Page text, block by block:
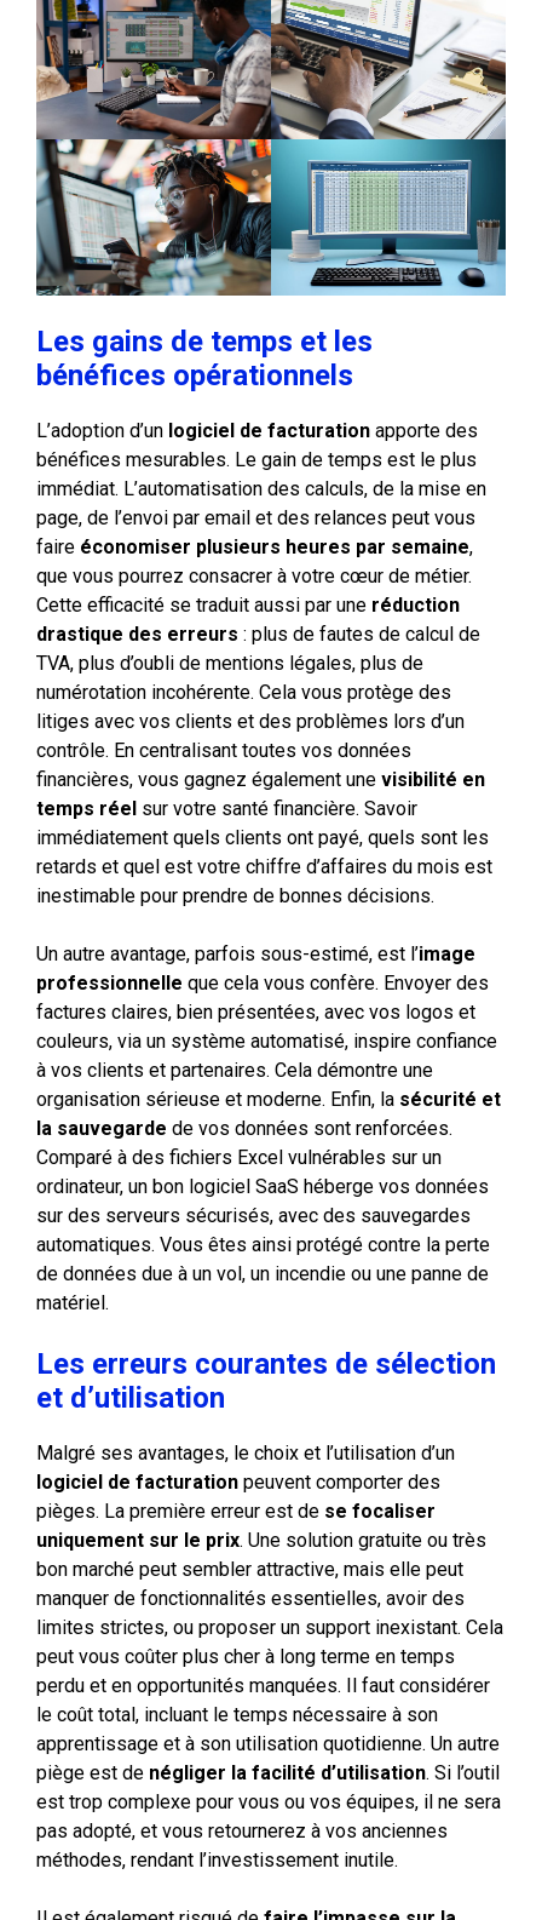
Les gains de temps et les
bénéfices opérationnels
L’adoption d’un logiciel de facturation apporte des
bénéfices mesurables. Le gain de temps est le plus
immédiat. L’automatisation des calculs, de la mise en
page, de l’envoi par email et des relances peut vous
faire économiser plusieurs heures par semaine,
que vous pourrez consacrer à votre cœur de métier.
Cette efficacité se traduit aussi par une réduction
drastique des erreurs : plus de fautes de calcul de
TVA, plus d’oubli de mentions légales, plus de
numérotation incohérente. Cela vous protège des
litiges avec vos clients et des problèmes lors d’un
contrôle. En centralisant toutes vos données
financières, vous gagnez également une visibilité en
temps réel sur votre santé financière. Savoir
immédiatement quels clients ont payé, quels sont les
retards et quel est votre chiffre d’affaires du mois est
inestimable pour prendre de bonnes décisions.
Un autre avantage, parfois sous-estimé, est l’image
professionnelle que cela vous confère. Envoyer des
factures claires, bien présentées, avec vos logos et
couleurs, via un système automatisé, inspire confiance
à vos clients et partenaires. Cela démontre une
organisation sérieuse et moderne. Enfin, la sécurité et
la sauvegarde de vos données sont renforcées.
Comparé à des fichiers Excel vulnérables sur un
ordinateur, un bon logiciel SaaS héberge vos données
sur des serveurs sécurisés, avec des sauvegardes
automatiques. Vous êtes ainsi protégé contre la perte
de données due à un vol, un incendie ou une panne de
matériel.
Les erreurs courantes de sélection
et d’utilisation
Malgré ses avantages, le choix et l’utilisation d’un
logiciel de facturation peuvent comporter des
pièges. La première erreur est de se focaliser
uniquement sur le prix. Une solution gratuite ou très
bon marché peut sembler attractive, mais elle peut
manquer de fonctionnalités essentielles, avoir des
limites strictes, ou proposer un support inexistant. Cela
peut vous coûter plus cher à long terme en temps
perdu et en opportunités manquées. Il faut considérer
le coût total, incluant le temps nécessaire à son
apprentissage et à son utilisation quotidienne. Un autre
piège est de négliger la facilité d’utilisation. Si l’outil
est trop complexe pour vous ou vos équipes, il ne sera
pas adopté, et vous retournerez à vos anciennes
méthodes, rendant l’investissement inutile.